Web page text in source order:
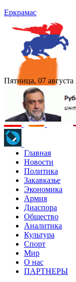
Еркрамас
Пятница, 07 августа
Главная
Новости
Политика
Закавказье
Экономика
Армия
Диаспора
Общество
Аналитика
Культура
Спорт
Мир
О нас
ПАРТНЕРЫ